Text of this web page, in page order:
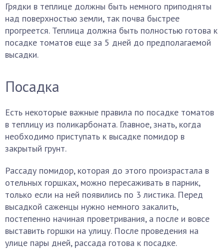
Грядки в теплице должны быть немного приподняты
над поверхностью земли, так почва быстрее
прогреется. Теплица должна быть полностью готова к
посадке томатов еще за 5 дней до предполагаемой
высадки.
Посадка
Есть некоторые важные правила по посадке томатов
в теплицу из поликарбоната. Главное, знать, когда
необходимо приступать к высадке помидор в
закрытый грунт.
Рассаду помидор, которая до этого произрастала в
отельных горшках, можно пересаживать в парник,
только если на ней появились по 3 листика. Перед
высадкой саженцы нужно немного закалить,
постепенно начиная проветривания, а после и вовсе
выставить горшки на улицу. После проведения на
улице пары дней, рассада готова к посадке.